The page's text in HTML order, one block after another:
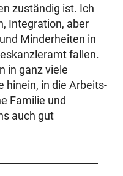
zuständig ist. Ich
Integration, aber
Minderheiten in
fallen.
in ganz viele
hinein, in die Arbeits-
Familie und
auch gut